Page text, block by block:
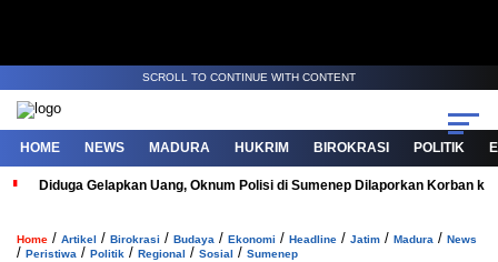
SCROLL TO CONTINUE WITH CONTENT
HOME NEWS MADURA HUKRIM BIROKRASI POLITIK
Diduga Gelapkan Uang, Oknum Polisi di Sumenep Dilaporkan Korban ke
Home / Artikel / Birokrasi / Budaya / Ekonomi / Headline / Jatim / Madura / News
/ Peristiwa / Politik / Regional / Sosial / Sumenep